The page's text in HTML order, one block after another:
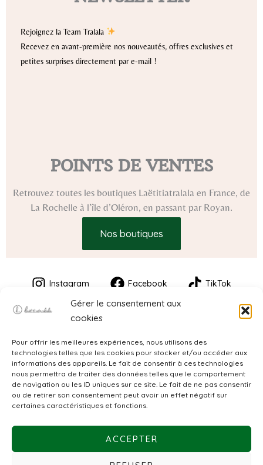
Gérer le consentement aux
cookies
Pour offrir les meilleures expériences, nous utilisons des
technologies telles que les cookies pour stocker et/ou accéder aux
informations des appareils. Le fait de consentir à ces technologies
nous permettra de traiter des données telles que le comportement
de navigation ou les ID uniques sur ce site. Le fait de ne pas consentir
ou de retirer son consentement peut avoir un effet négatif sur
certaines caractéristiques et fonctions.
ACCEPTER
Rejoignez la Team Tralala
Recevez en avant-première nos nouveautés, offres exclusives et
petites surprises directement par e-mail !
POINTS DE VENTES
Retrouvez toutes les boutiques Laëtitiatralala en France, de
La Rochelle à l’île d’Oléron, en passant par Royan.
Nos boutiques
Instagram Facebook TikTok
CGV
Politique de confidentialité